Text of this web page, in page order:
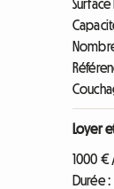
Loyer
1000 €
Durée :